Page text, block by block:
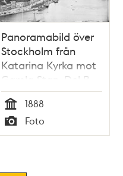
Panoramabild över
Stockholm från
Katarina Kyrka mot
Gamla Stan. Del B,
Skeppsbron
Tid
1888
Typ
Foto